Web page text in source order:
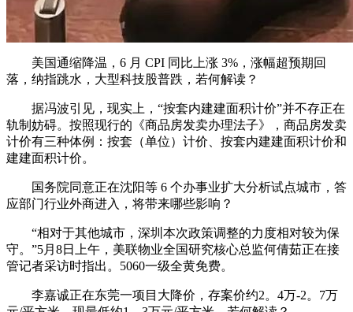
美国通缩降温，6 月 CPI 同比上涨 3%，涨幅超预期回
落，纳指跳水，大型科技股普跌，若何解读？
据冯波引见，现实上，“按套内建建面积计价”并不存正在
轨制妨碍。按照现行的《商品房发卖办理法子》，商品房发卖
计价有三种体例：按套（单位）计价、按套内建建面积计价和
建建面积计价。
国务院同意正在沈阳等 6 个办事业扩大分析试点城市，答
应部门行业外商进入，将带来哪些影响？
“相对于其他城市，深圳本次政策调整的力度相对较为保
守。”5月8日上午，美联物业全国研究核心总监何倩茹正在接
管记者采访时指出。5060一级全黄免费。
李嘉诚正在东莞一项目大降价，存案价约2。4万-2。7万